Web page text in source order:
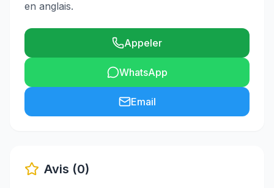
en anglais.
Appeler
WhatsApp
Email
Avis (0)